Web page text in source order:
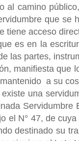
al camino
que se
tiene acceso
es en la
las partes,
manifiesta que
a su
una
el N° 47, de
destinado su